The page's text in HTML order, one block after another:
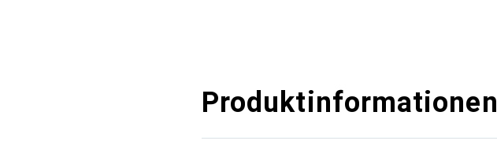
Produktinformationen